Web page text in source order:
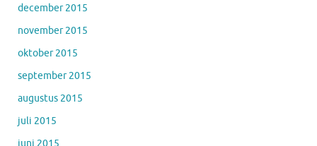
december 2015
november 2015
oktober 2015
september 2015
augustus 2015
juli 2015
juni 2015